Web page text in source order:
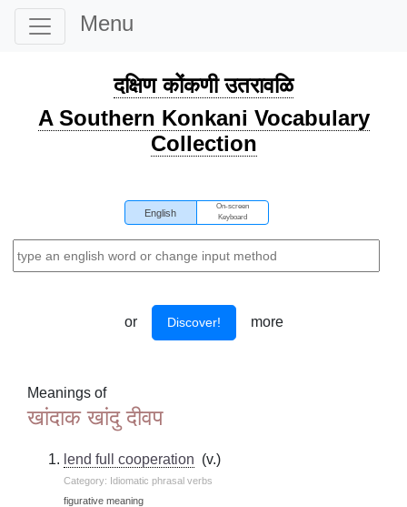
Menu
दक्षिण कोंकणी उतरावळि
A Southern Konkani Vocabulary
Collection
English
On-screen
Keyboard
or Discover! more
Meanings of
खांदाक खांदु दीवप
lend full cooperation (v.)
Category: Idiomatic phrasal verbs
figurative meaning